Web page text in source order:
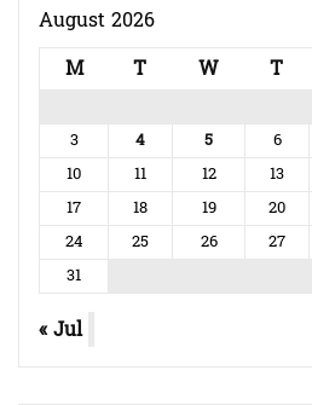
August 2026
M
T W T
3
4 5 6
10
11 12 13
17
18 19 20
24
25 26 27
31
« Jul